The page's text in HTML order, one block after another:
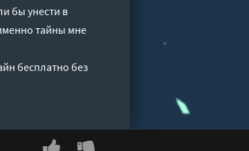
бы унести в
тайны мне
бесплатно без